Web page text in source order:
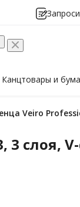
Канцтовары и
Veiro
слоя,